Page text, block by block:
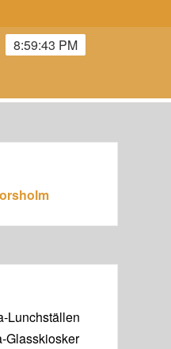
8:59:45 PM
Lunchställen
Glasskiosker